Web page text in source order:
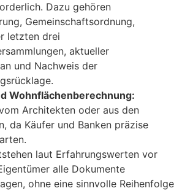
Dazu gehören
Gemeinschaftsordnung,
letzten drei
aktueller
und Nachweis der
Wohnflächenberechnung:
Architekten oder aus den
da Käufer und Banken präzise
laut Erfahrungswerten vor
alle Dokumente
ohne eine sinnvolle Reihenfolge